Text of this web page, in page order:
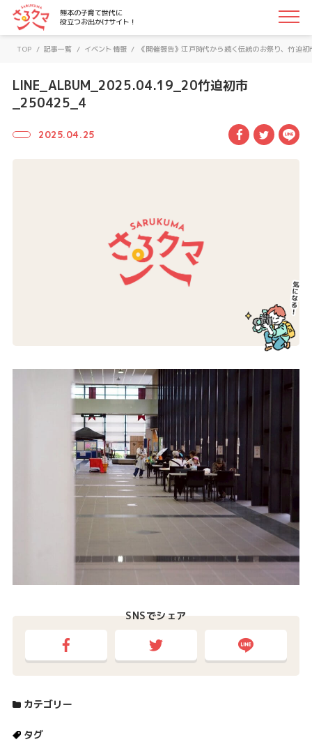
さるクマ-さるこう、熊本-｜熊本の子育て世代に役立つお
熊本の子育て世代に
役立つお出かけサイト！
TOP / 記事一覧 / イベント情報 / 《開催報告》江戸時代から続く伝統のお祭り、竹迫初
LINE_ALBUM_2025.04.19_20竹迫初市
_250425_4
2025.04.25 Facebook
SNSでシェア
カテゴリー
タグ